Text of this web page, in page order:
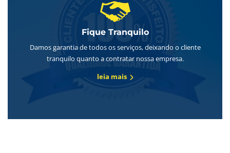
Fique Tranquilo
Damos garantia de todos os serviços, deixando o cliente
tranquilo quanto a contratar nossa empresa.
leia mais